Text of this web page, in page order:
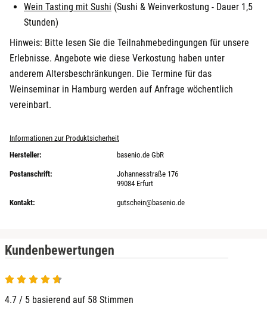
Wein Tasting mit Sushi (Sushi & Weinverkostung - Dauer 1,5
Stunden)
Hinweis: Bitte lesen Sie die Teilnahmebedingungen für unsere
Erlebnisse. Angebote wie diese Verkostung haben unter
anderem Altersbeschränkungen. Die Termine für das
Weinseminar in Hamburg werden auf Anfrage wöchentlich
vereinbart.
Informationen zur Produktsicherheit
Hersteller:
basenio.de GbR
Postanschrift:
Johannesstraße 176
99084 Erfurt
Kontakt: gutschein@basenio.de
Kundenbewertungen
4.7 von 5
4.7 / 5 basierend auf 58 Stimmen